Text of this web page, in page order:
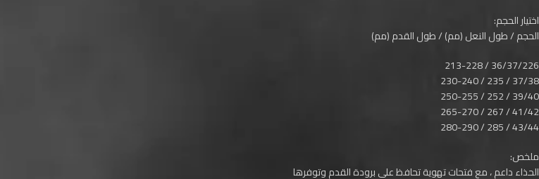
اختيار الحجم:
الحجم / طول النعل (مم) / طول القدم (مم)
36/37/226 / 213-228
37/38 / 235 / 230-240
39/40 / 252 / 250-255
41/42 / 267 / 265-270
43/44 / 285 / 280-290
ملخص:
الحذاء داعم ، مع فتحات تهوية تحافظ على برودة القدم وتوفرها